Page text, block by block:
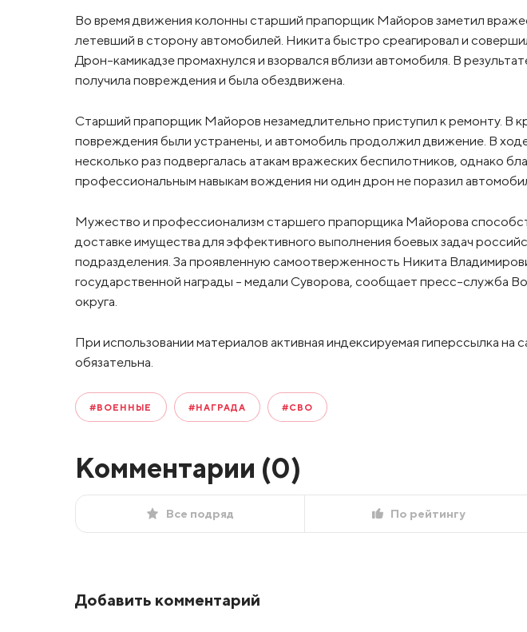
Во время движения колонны старший прапорщик Майоров заметил
летевший в сторону автомобилей. Никита быстро среагировал и
Дрон-камикадзе промахнулся и взорвался вблизи автомобиля. В
получила повреждения и была обездвижена.
Старший прапорщик Майоров незамедлительно приступил к ремонту. В
повреждения были устранены, и автомобиль продолжил движение. В
несколько раз подвергалась атакам вражеских беспилотников, однако
профессиональным навыкам вождения ни один дрон не поразил
Мужество и профессионализм старшего прапорщика Майорова
доставке имущества для эффективного выполнения боевых задач
подразделения. За проявленную самоотверженность Никита
государственной награды – медали Суворова, сообщает пресс-служба
округа.
При использовании материалов активная индексируемая гиперссылка на
обязательна.
#ВОЕННЫЕ #НАГРАДА #СВО
Комментарии (0)
Все подряд По рейтингу
Добавить комментарий